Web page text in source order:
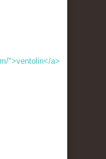
">ventolin</a>